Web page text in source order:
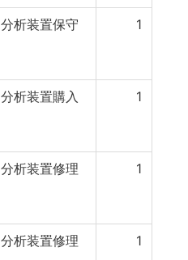
分析装置保守 1
分析装置購入 1
分析装置修理 1
分析装置修理 1